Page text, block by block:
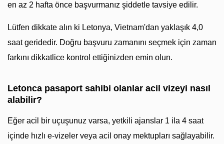
en az 2 hafta önce başvurmanız şiddetle tavsiye edilir.
Lütfen dikkate alın ki Letonya, Vietnam'dan yaklaşık 4,0
saat geridedir. Doğru başvuru zamanını seçmek için zaman
farkını dikkatlice kontrol ettiğinizden emin olun.
Letonca pasaport sahibi olanlar acil vizeyi nasıl
alabilir?
Eğer acil bir uçuşunuz varsa, yetkili ajanslar 1 ila 4 saat
içinde hızlı e-vizeler veya acil onay mektupları sağlayabilir.